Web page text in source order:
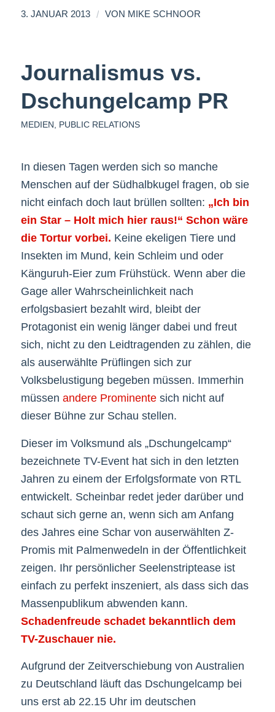
3. JANUAR 2013 / VON MIKE SCHNOOR
Journalismus vs.
Dschungelcamp PR
MEDIEN PUBLIC RELATIONS
In diesen Tagen werden sich so manche
Menschen auf der Südhalbkugel fragen, ob sie
nicht einfach doch laut brüllen sollten: „Ich bin
ein Star – Holt mich hier raus!“ Schon wäre
die Tortur vorbei. Keine ekeligen Tiere und
Insekten im Mund, kein Schleim und oder
Känguruh-Eier zum Frühstück. Wenn aber die
Gage aller Wahrscheinlichkeit nach
erfolgsbasiert bezahlt wird, bleibt der
Protagonist ein wenig länger dabei und freut
sich, nicht zu den Leidtragenden zu zählen, die
als auserwählte Prüflingen sich zur
Volksbelustigung begeben müssen. Immerhin
müssen andere Prominentesich nicht auf
dieser Bühne zur Schau stellen.
Dieser im Volksmund als „Dschungelcamp“
bezeichnete TV-Event hat sich in den letzten
Jahren zu einem der Erfolgsformate von RTL
entwickelt. Scheinbar redet jeder darüber und
schaut sich gerne an, wenn sich am Anfang
des Jahres eine Schar von auserwählten Z-
Promis mit Palmenwedeln in der Öffentlichkeit
zeigen. Ihr persönlicher Seelenstriptease ist
einfach zu perfekt inszeniert, als dass sich das
Massenpublikum abwenden kann.
Schadenfreude schadet bekanntlich dem
TV-Zuschauer nie.
Aufgrund der Zeitverschiebung von Australien
zu Deutschland läuft das Dschungelcamp bei
uns erst ab 22.15 Uhr im deutschen